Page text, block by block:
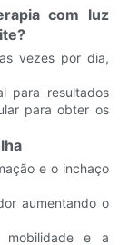
com luz
vezes por dia,
para resultados
para obter os
e o inchaço
aumentando o
e a